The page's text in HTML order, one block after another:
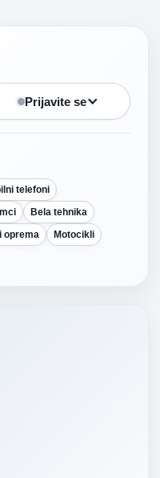
Prijavite se
telefoni
Bela tehnika
oprema
Motocikli